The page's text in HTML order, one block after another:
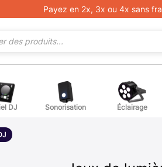
Payez en 2x, 3x ou 4x sans
voix
autres instruments
DJ
DJ
Sonorisation Éclairage